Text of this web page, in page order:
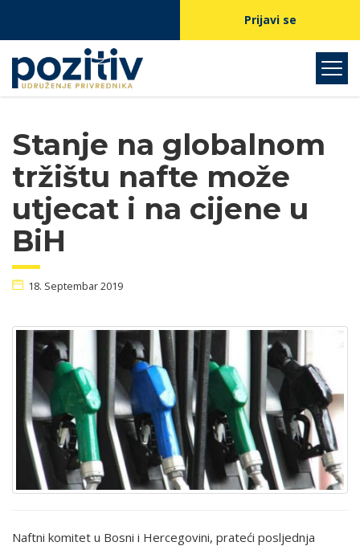
Prijavi se
Stanje na globalnom
tržištu nafte može
utjecat i na cijene u
BiH
18. Septembar 2019
Naftni komitet u Bosni i Hercegovini, prateći posljednja